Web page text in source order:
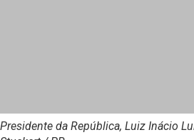
Presidente da República, Luiz Inácio